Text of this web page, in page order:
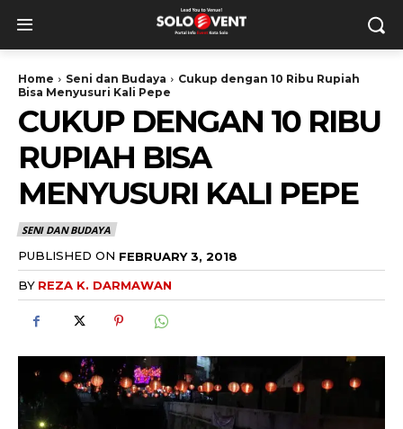
Home Seni dan Budaya
Cukup dengan 10 Ribu Rupiah
Bisa Menyusuri Kali Pepe
CUKUP DENGAN 10 RIBU
RUPIAH BISA
MENYUSURI KALI PEPE
SENI DAN BUDAYA
PUBLISHED ON FEBRUARY 3, 2018
BY REZA K. DARMAWAN